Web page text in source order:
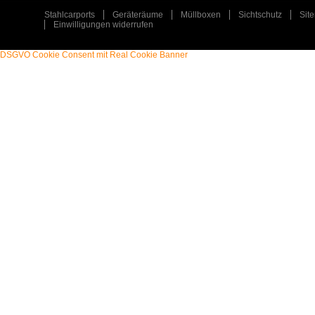
Stahlcarports Geräteräume Müllboxen Sichtschutz
Einwilligungen widerrufen
DSGVO Cookie Consent mit Real Cookie Banner